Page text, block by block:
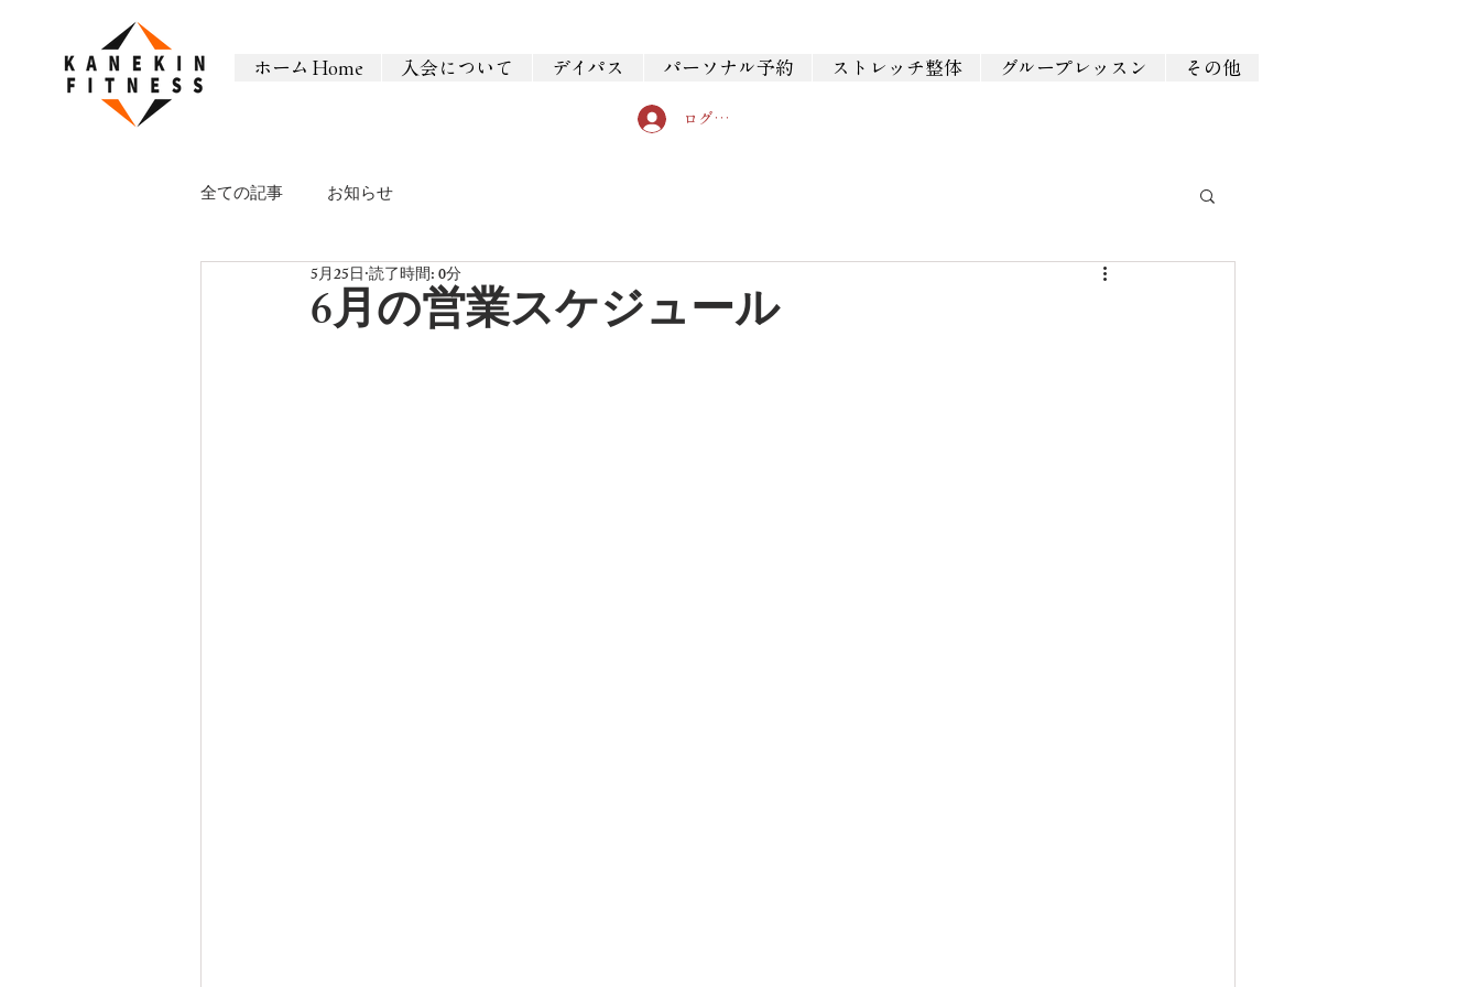
ホーム Home 入会について デイパス パーソナル予約 ストレッチ整体 グループレッスン その他
ログイン
全ての記事 お知らせ
6月の営業スケジュール
5月25日 読了時間: 0分